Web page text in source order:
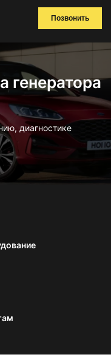
Позвонить
генератора
диагностике